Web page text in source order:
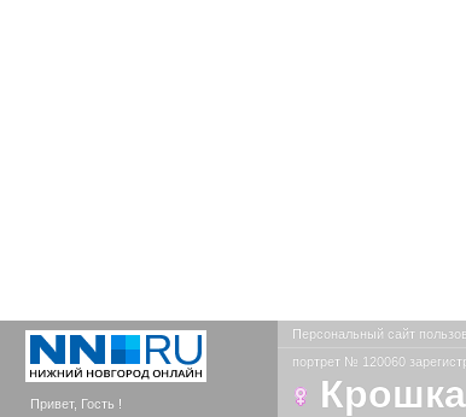
Привет, Гость !
Персональный сайт
портрет № 120060